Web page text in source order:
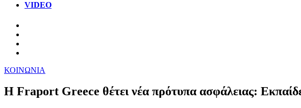
VIDEO
ΚΟΙΝΩΝΙΑ
Η Fraport Greece θέτει νέα πρότυπα ασφάλειας: